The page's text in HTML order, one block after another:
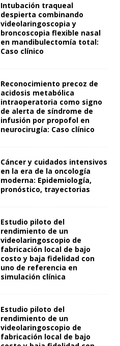
Intubación traqueal
despierta combinando
videolaringoscopia y
broncoscopia flexible nasal
en mandibulectomía total:
Caso clínico
Reconocimiento precoz de
acidosis metabólica
intraoperatoria como signo
de alerta de síndrome de
infusión por propofol en
neurocirugía: Caso clínico
Cáncer y cuidados intensivos
en la era de la oncología
moderna: Epidemiología,
pronóstico, trayectorias
Estudio piloto del
rendimiento de un
videolaringoscopio de
fabricación local de bajo
costo y baja fidelidad con
uno de referencia en
simulación clínica
Estudio piloto del
rendimiento de un
videolaringoscopio de
fabricación local de bajo